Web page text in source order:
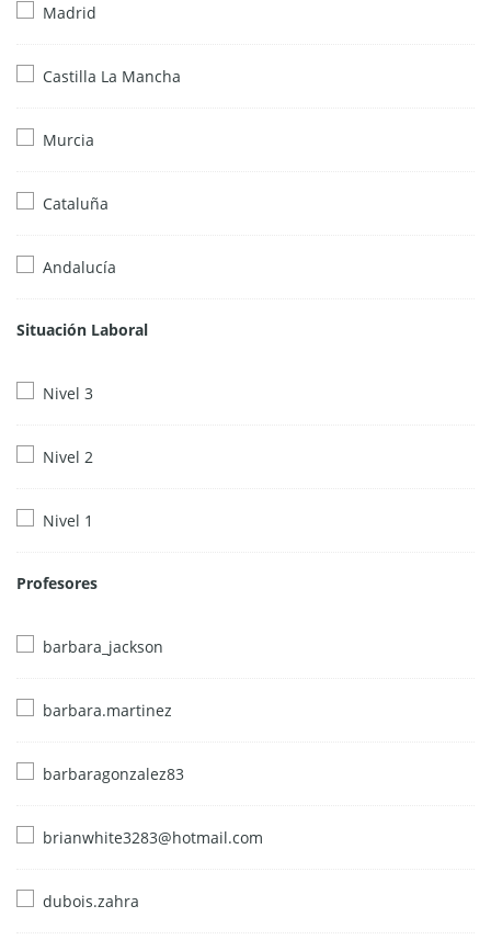
Madrid
Castilla La Mancha
Murcia
Cataluña
Andalucía
Situación Laboral
Nivel 3
Nivel 2
Nivel 1
Profesores
barbara_jackson
barbara.martinez
barbaragonzalez83
brianwhite3283@hotmail.com
dubois.zahra